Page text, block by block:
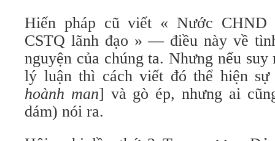
Hiến pháp cũ viết « Nước CHND
CSTQ lãnh đạo » — điều này về
nguyện của chúng ta. Nhưng nếu
lý luận thì cách viết đó thể hiện sự
hoành man] và gò ép, nhưng ai
dám) nói ra.